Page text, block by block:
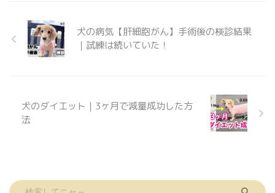
Dachshund ダビくん レッド 男 ...
犬の病気【肝細胞がん】手術後の検診結果
｜試練は続いていた！
犬のダイエット｜3ヶ月で減量成功した方
法